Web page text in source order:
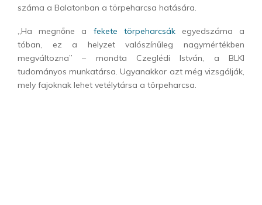
száma a Balatonban a törpeharcsa hatására.
„Ha megnőne a fekete törpeharcsákegyedszáma a
tóban, ez a helyzet valószínűleg nagymértékben
megváltozna” – mondta Czeglédi István, a BLKI
tudományos munkatársa. Ugyanakkor azt még vizsgálják,
mely fajoknak lehet vetélytársa a törpeharcsa.